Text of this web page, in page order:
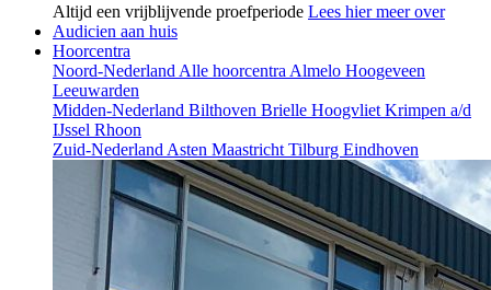
Altijd een vrijblijvende proefperiode Lees hier meer over
Audicien aan huis
Hoorcentra
Noord-Nederland Alle hoorcentra Almelo Hoogeveen
Leeuwarden
Midden-Nederland Bilthoven Brielle Hoogvliet Krimpen a/d
IJssel Rhoon
Zuid-Nederland Asten Maastricht Tilburg Eindhoven